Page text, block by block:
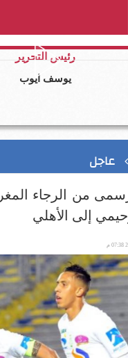
رئيس التحرير
يوسف ايوب
عاجل
من الرجاء
إلى الأهلي